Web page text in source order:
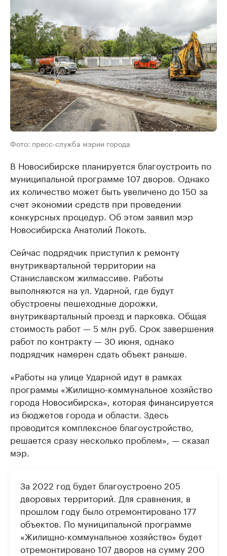
Фото: пресс-служба мэрии города
В Новосибирске планируется благоустроить по
муниципальной программе 107 дворов. Однако
их количество может быть увеличено до 150 за
счет экономии средств при проведении
конкурсных процедур. Об этом заявил мэр
Новосибирска Анатолий Локоть.
Сейчас подрядчик приступил к ремонту
внутриквартальной территории на
Станиславском жилмассиве. Работы
выполняются на ул. Ударной, где будут
обустроены пешеходные дорожки,
внутриквартальный проезд и парковка. Общая
стоимость работ — 5 млн руб. Срок завершения
работ по контракту — 30 июня, однако
подрядчик намерен сдать объект раньше.
«Работы на улице Ударной идут в рамках
программы «Жилищно-коммунальное хозяйство
города Новосибирска», которая финансируется
из бюджетов города и области. Здесь
проводится комплексное благоустройство,
решается сразу несколько проблем», — сказал
мэр.
За 2022 год будет благоустроено 205
дворовых территорий. Для сравнения, в
прошлом году было отремонтировано 177
объектов. По муниципальной программе
«Жилищно-коммунальное хозяйство» будет
отремонтировано 107 дворов на сумму 200